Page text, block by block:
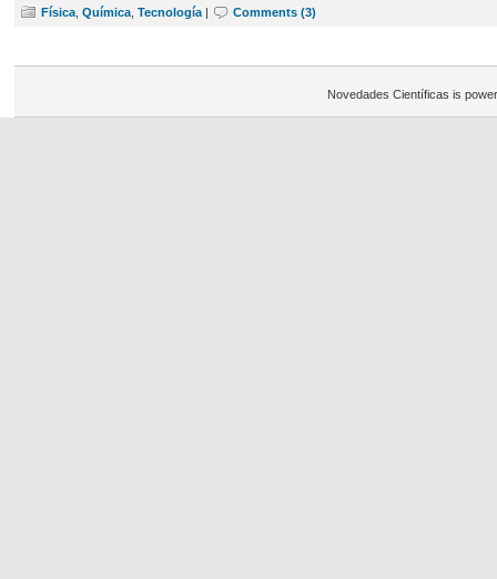
Física Química Tecnología | Comments (3)
Novedades Científicas is